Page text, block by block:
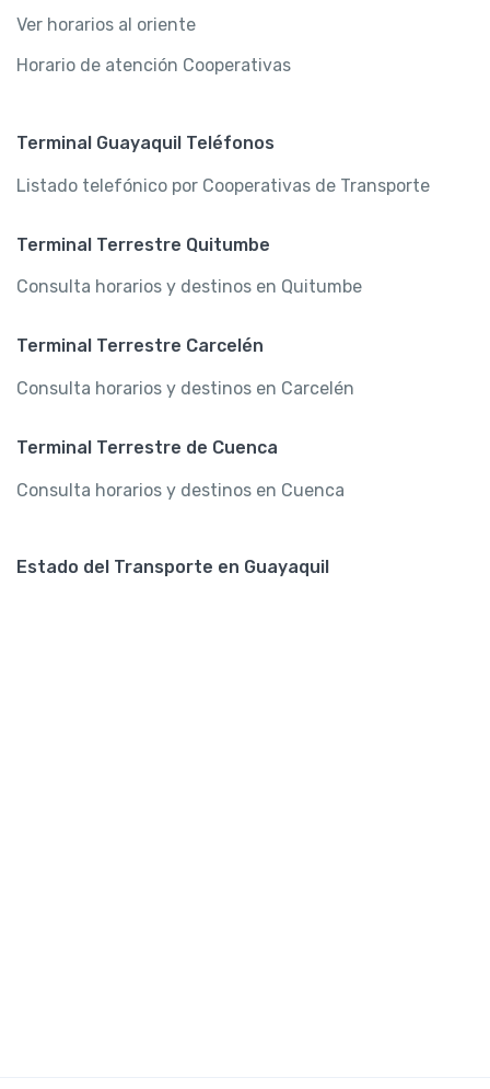
Ver horarios al oriente
Horario de atención Cooperativas
Terminal Guayaquil Teléfonos
Listado telefónico por Cooperativas de Transporte
Terminal Terrestre Quitumbe
Consulta horarios y destinos en Quitumbe
Terminal Terrestre Carcelén
Consulta horarios y destinos en Carcelén
Terminal Terrestre de Cuenca
Consulta horarios y destinos en Cuenca
Estado del Transporte en Guayaquil